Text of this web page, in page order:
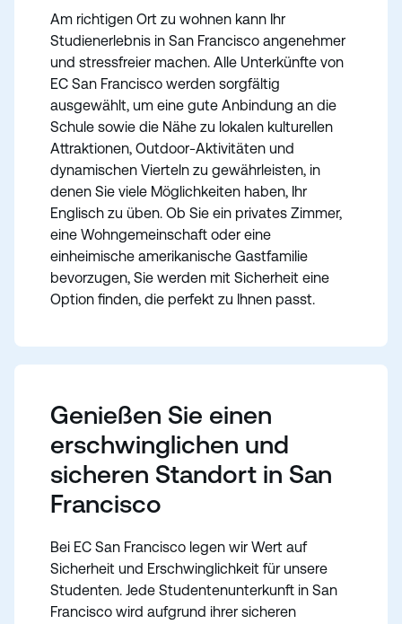
Am richtigen Ort zu wohnen kann Ihr
Studienerlebnis in San Francisco angenehmer
und stressfreier machen. Alle Unterkünfte von
EC San Francisco werden sorgfältig
ausgewählt, um eine gute Anbindung an die
Schule sowie die Nähe zu lokalen kulturellen
Attraktionen, Outdoor-Aktivitäten und
dynamischen Vierteln zu gewährleisten, in
denen Sie viele Möglichkeiten haben, Ihr
Englisch zu üben. Ob Sie ein privates Zimmer,
eine Wohngemeinschaft oder eine
einheimische amerikanische Gastfamilie
bevorzugen, Sie werden mit Sicherheit eine
Option finden, die perfekt zu Ihnen passt.
Genießen Sie einen
erschwinglichen und
sicheren Standort in San
Francisco
Bei EC San Francisco legen wir Wert auf
Sicherheit und Erschwinglichkeit für unsere
Studenten. Jede Studentenunterkunft in San
Francisco wird aufgrund ihrer sicheren